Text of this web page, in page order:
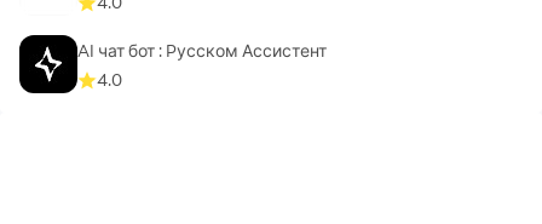
AI чат бот : Pусском Ассистент
4.0